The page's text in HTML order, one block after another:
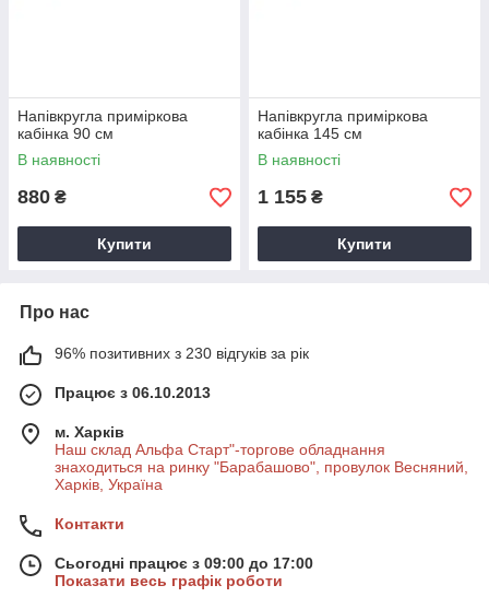
Напівкругла приміркова
кабінка 90 см
В наявності
880 ₴
Купити
Напівкругла приміркова
кабінка 145 см
В наявності
1 155 ₴
Купити
Про нас
96% позитивних з 230 відгуків за рік
Працює з 06.10.2013
м. Харків
Наш склад Альфа Старт"-торгове обладнання
знаходиться на ринку "Барабашово", провулок Весняний,
Харків, Україна
Контакти
Сьогодні працює з 09:00 до 17:00
Показати весь графік роботи